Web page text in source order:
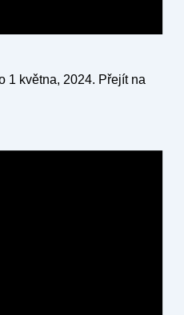
1 května, 2024. Přejít na